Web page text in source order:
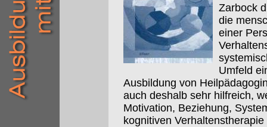
Zarbock
die
einer
Umfeld
Ausbildung von
auch deshalb sehr hilfreich,
Motivation, Beziehung,
kognitiven